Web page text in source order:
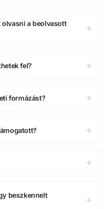
olvasni a beolvasott
fel?
formázást?
beszkennelt